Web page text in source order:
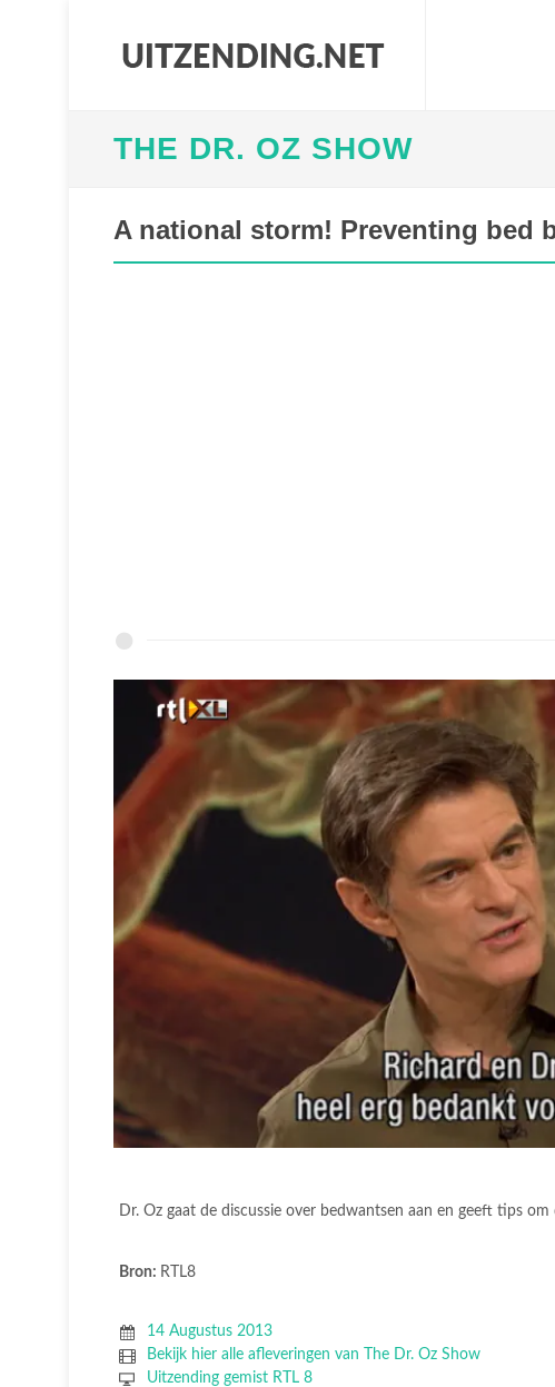
THE DR. OZ SHOW
A national storm! Preventing bed
Dr. Oz gaat de discussie over bedwantsen aan en geeft tips
Bron: RTL8
14 Augustus 2013
Bekijk hier alle afleveringen van The Dr. Oz Show
Uitzending gemist RTL 8